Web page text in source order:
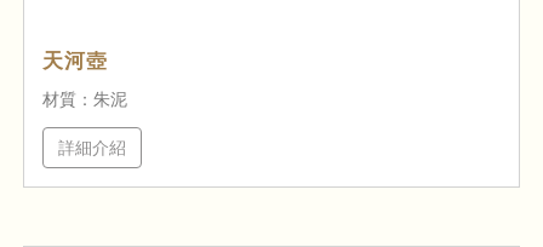
天河壺
材質：朱泥
詳細介紹